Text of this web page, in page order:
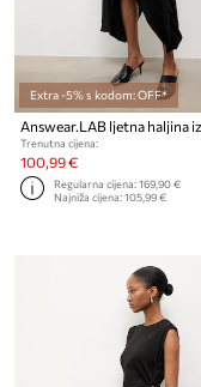
Extra -5% s kodom: OFF*
Trenutna cijena:
100,99 €
Regularna cijena:169,90 €
Najniža cijena:105,99 €